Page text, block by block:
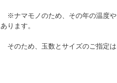
※ナマモノのため、その年の温度や
あります。
そのため、玉数とサイズのご指定